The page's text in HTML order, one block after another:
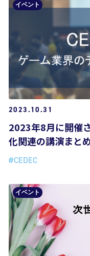
イベント
2023.10.31
2023年8月に開催
化関連の講演まと
#CEDEC
イベント